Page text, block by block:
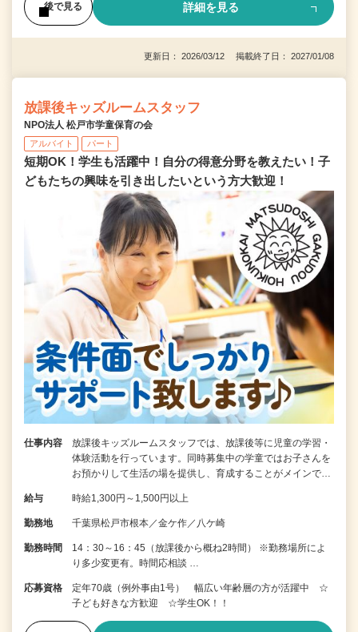
後で見る 詳細を見る
更新日： 2026/03/12 掲載終了日： 2027/01/08
放課後キッズルームスタッフ
NPO法人 松戸市学童保育の会
アルバイト パート
短期OK！学生も活躍中！自分の得意分野を教えたい！子
どもたちの興味を引き出したいという方大歓迎！
仕事内容
放課後キッズルームスタッフでは、放課後等に児童の学習・
体験活動を行っています。同時募集中の学童ではお子さんを
お預かりして生活の場を提供し、育成することがメインで…
給与 時給1,300円～1,500円以上
勤務地 千葉県松戸市根本／金ケ作／八ケ崎
勤務時間
14：30～16：45（放課後から概ね2時間） ※勤務場所によ
り多少変更有。時間応相談 …
応募資格
定年70歳（例外事由1号） 幅広い年齢層の方が活躍中 ☆
子ども好きな方歓迎 ☆学生OK！！